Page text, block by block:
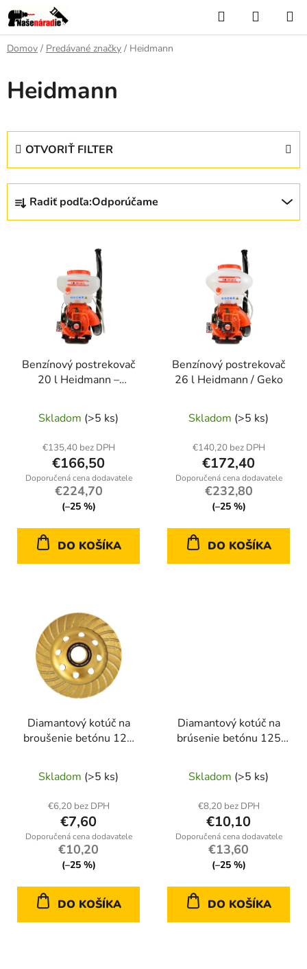
Prejsť
na
obsah
Hľadať
KOŠÍK
Domov / Predávané značky / Heidmann
Heidmann
OTVORIŤ FILTER
R
d
Radiť podľa:Odporúčame
Benzínový postrekovač
20 l Heidmann –
postrekovač na záhradu
a poľnohospodárstvo
Skladom (>5 ks)
€135,40 bez DPH
€166,50
€224,70
(–25 %)
DO KOŠÍKA
Benzínový postrekovač
26 l Heidmann / Geko
Skladom (>5 ks)
€140,20 bez DPH
€172,40
€232,80
(–25 %)
DO KOŠÍKA
Diamantový kotúč na
broušenie betónu 125
Heidmann
Skladom (>5 ks)
€6,20 bez DPH
€7,60
€10,20
(–25 %)
DO KOŠÍKA
Diamantový kotúč na
brúsenie betónu 125
Skladom (>5 ks)
€8,20 bez DPH
€10,10
€13,60
(–25 %)
DO KOŠÍKA